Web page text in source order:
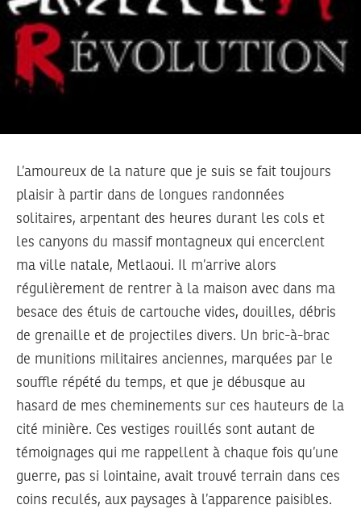
L’amoureux de la nature que je suis se fait toujours
plaisir à partir dans de longues randonnées
solitaires, arpentant des heures durant les cols et
les canyons du massif montagneux qui encerclent
ma ville natale, Metlaoui. Il m’arrive alors
régulièrement de rentrer à la maison avec dans ma
besace des étuis de cartouche vides, douilles, débris
de grenaille et de projectiles divers. Un bric-à-brac
de munitions militaires anciennes, marquées par le
souffle répété du temps, et que je débusque au
hasard de mes cheminements sur ces hauteurs de la
cité minière. Ces vestiges rouillés sont autant de
témoignages qui me rappellent à chaque fois qu’une
guerre, pas si lointaine, avait trouvé terrain dans ces
coins reculés, aux paysages à l’apparence paisibles.